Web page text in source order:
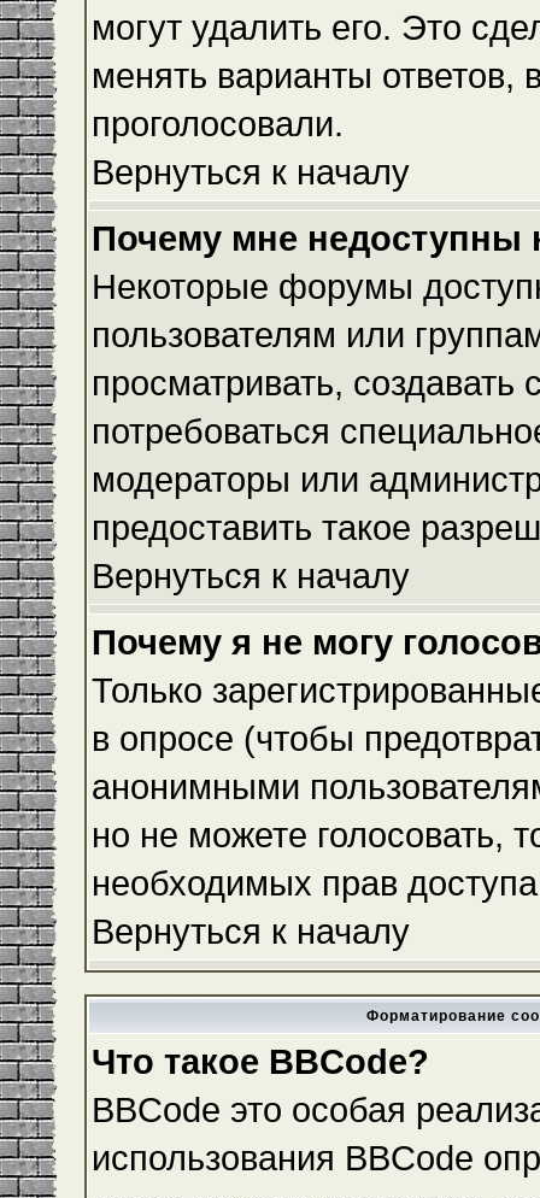
могут удалить его. Это
менять варианты ответов,
проголосовали.
Вернуться к началу
Почему мне
Некоторые форумы
пользователям или
просматривать,
потребоваться
модераторы или
предоставить такое
Вернуться к началу
Почему я не могу
Только
в опросе (чтобы
анонимными
но не можете голосовать,
необходимых прав
Вернуться к началу
Форматирование
Что такое BBCode?
BBCode это особая
использования BBCode